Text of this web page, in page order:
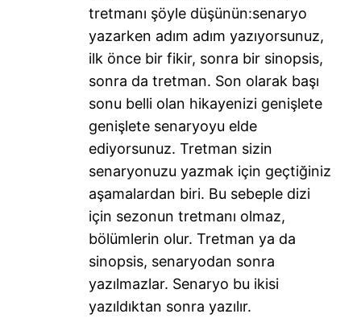
tretmanı şöyle düşünün:senaryo
yazarken adım adım yazıyorsunuz,
ilk önce bir fikir, sonra bir sinopsis,
sonra da tretman. Son olarak başı
sonu belli olan hikayenizi genişlete
genişlete senaryoyu elde
ediyorsunuz. Tretman sizin
senaryonuzu yazmak için geçtiğiniz
aşamalardan biri. Bu sebeple dizi
için sezonun tretmanı olmaz,
bölümlerin olur. Tretman ya da
sinopsis, senaryodan sonra
yazılmazlar. Senaryo bu ikisi
yazıldıktan sonra yazılır.